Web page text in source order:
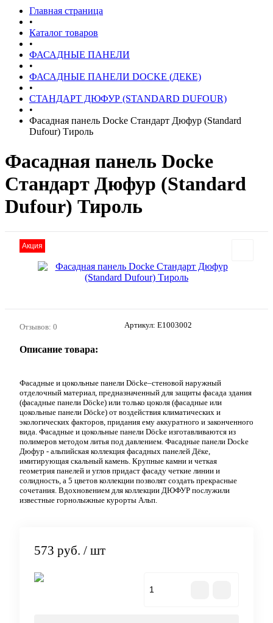
Главная страница
•
Каталог товаров
•
ФАСАДНЫЕ ПАНЕЛИ
•
ФАСАДНЫЕ ПАНЕЛИ DOCKE (ДЕКЕ)
•
СТАНДАРТ ДЮФУР (STANDARD DUFOUR)
•
Фасадная панель Docke Стандарт Дюфур (Standard
Dufour) Тироль
Фасадная панель Docke
Стандарт Дюфур (Standard
Dufour) Тироль
Акция
Отзывов: 0 Артикул: E1003002
Описание товара:
Фасадные и цокольные панели Döcke–стеновой наружный
отделочный материал, предназначенный для защиты фасада здания
(фасадные панели Döcke) или только цоколя (фасадные или
цокольные панели Döcke) от воздействия климатических и
экологических факторов, придания ему аккуратного и законченного
вида. Фасадные и цокольные панели Döcke изготавливаются из
полимеров методом литья под давлением. Фасадные панели Docke
Дюфур - альпийская коллекция фасадных панелей Дёке,
имитирующая скальный камень. Крупные камни и четкая
геометрия панелей и углов придаст фасаду четкие линии и
солидность, а 5 цветов коллекции позволят создать прекрасные
сочетания. Вдохновением для коллекции ДЮФУР послужили
известные горнолыжные курорты Альп.
573 руб. / шт